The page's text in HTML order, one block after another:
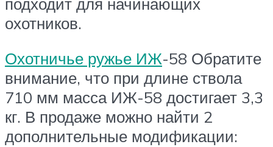
подходит для начинающих
охотников.
Охотничье ружье ИЖ-58 Обратите
внимание, что при длине ствола
710 мм масса ИЖ-58 достигает 3,3
кг. В продаже можно найти 2
дополнительные модификации: